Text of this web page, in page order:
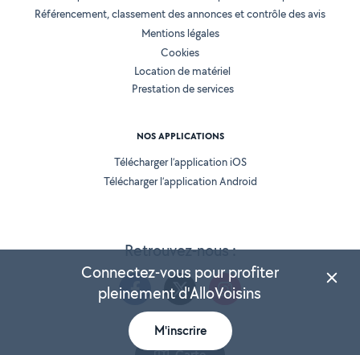
Retrouvez-nous :
Référencement, classement des annonces et contrôle des avis
Mentions légales
Cookies
Location de matériel
Prestation de services
NOS APPLICATIONS
Télécharger l’application iOS
Télécharger l’application Android
Connectez-vous pour profiter
pleinement d'AlloVoisins
M'inscrire